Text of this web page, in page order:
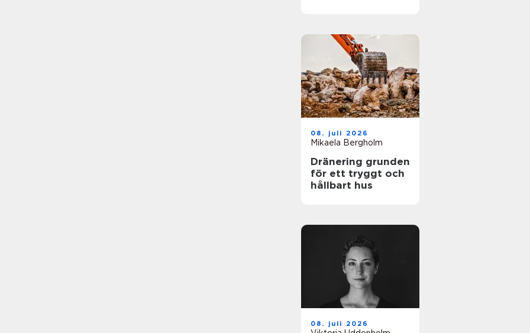
08. juli 2026
Mikaela Bergholm
Dränering grunden
för ett tryggt och
hållbart hus
08. juli 2026